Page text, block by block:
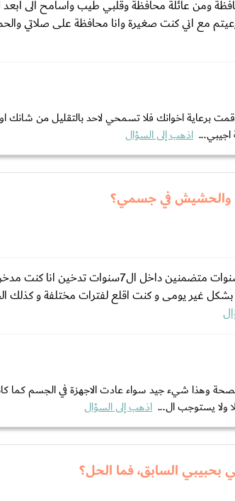
من العمر 22 سنة اني بنت محافظة ومن عائلة محافظة وقلبي طيب
مع اني كنت صغيرة وانا محافظة على صلاتي
برعاية اخوانك فلا تسمحي لاحد بالتقليل من شانك
اجيبي... اذهب إلى السؤال
والحشيش في جسمي؟
انا اشرب سجاير من 7 سنوات و مدة شربى للحشيش 4
غير يومى و كنت اقلع لفترات مختلفة و
وهذا شيء جيد سواء عادت الاجهزة في الجسم كما
ولا يستوجب ال... اذهب إلى السؤال
السابق، فما الحل؟